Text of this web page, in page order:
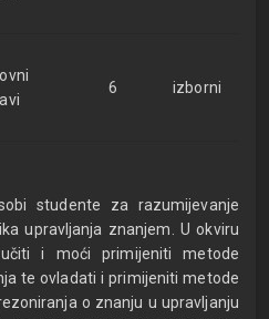
6 izborni
studente za razumijevanje
upravljanja znanjem. U okviru
i moći primijeniti metode
te ovladati i primijeniti metode
o znanju u upravljanju